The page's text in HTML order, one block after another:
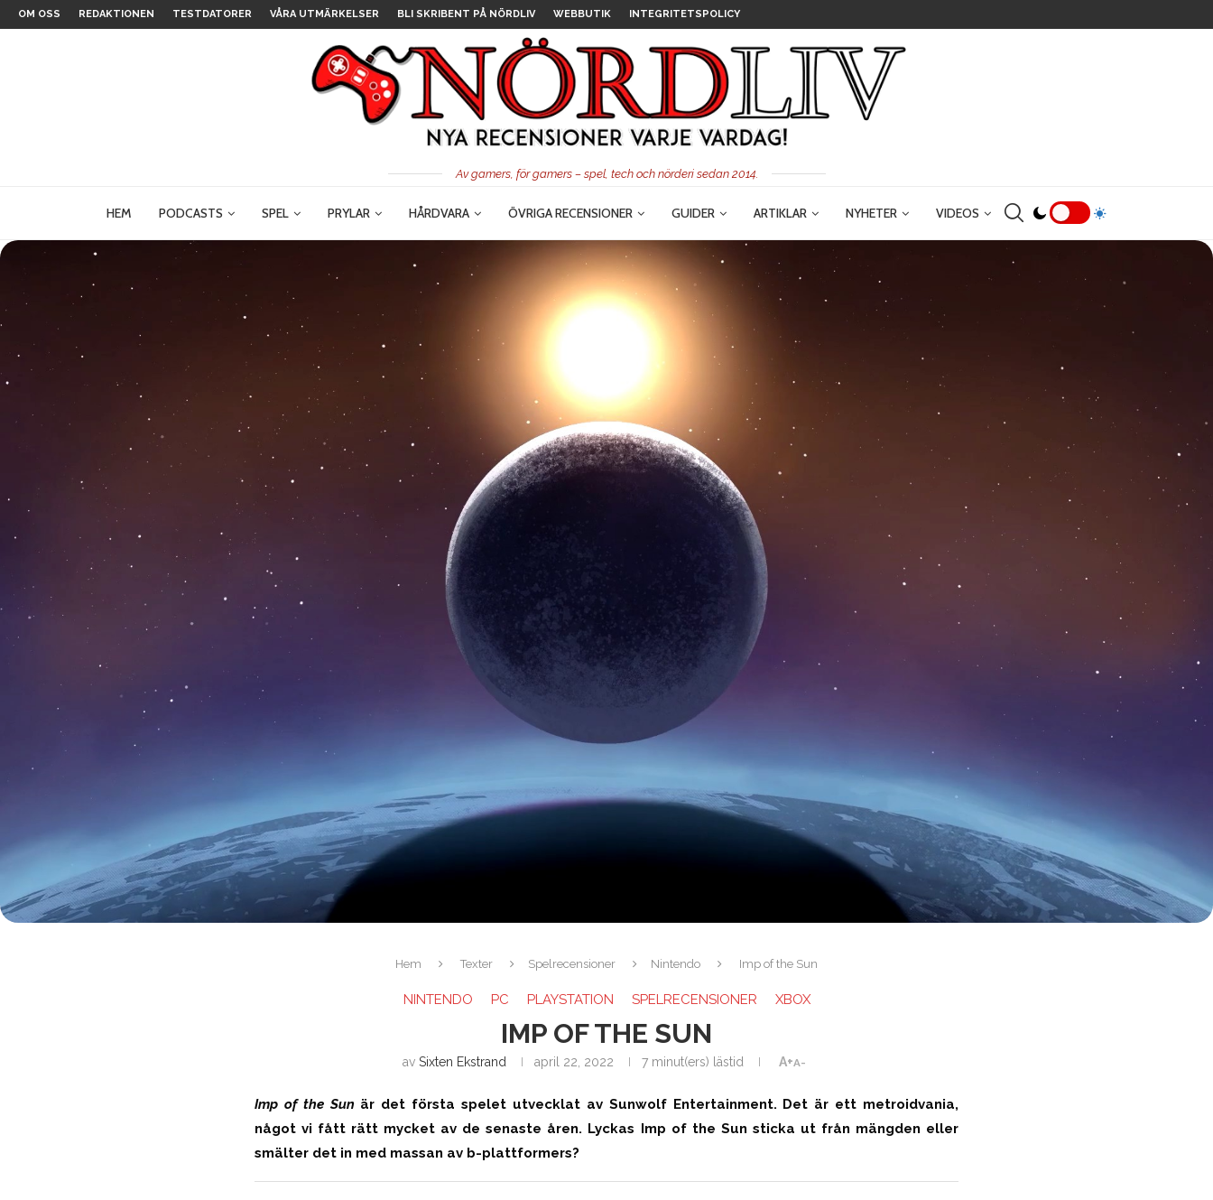
OM OSS REDAKTIONEN TESTDATORER VÅRA UTMÄRKELSER BLI SKRIBENT PÅ NÖRDLIV WEBBUTIK INTEGRITETSPOLICY
Av gamers, för gamers – spel, tech och nörderi sedan 2014.
HEM PODCASTS SPEL PRYLAR HÅRDVARA ÖVRIGA RECENSIONER GUIDER ARTIKLAR NYHETER VIDEOS
Hem Texter Spelrecensioner Nintendo Imp of the Sun
NINTENDO PC PLAYSTATION SPELRECENSIONER XBOX
IMP OF THE SUN
av Sixten Ekstrand april 22, 2022 7 minut(ers) lästid A+A-
Imp of the Sun är det första spelet utvecklat av Sunwolf Entertainment. Det är ett metroidvania,
något vi fått rätt mycket av de senaste åren. Lyckas Imp of the Sun sticka ut från mängden eller
smälter det in med massan av b-plattformers?